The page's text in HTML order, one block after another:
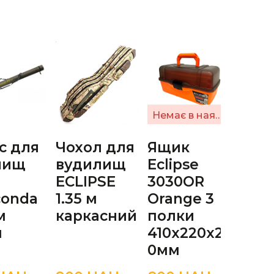
для
Чохол для
вудилищ
ECLIPSE
1.35 м
каркасний
Немає в наявності
Ящик
Eclipse
3030OR
Orange 3
полки
410x220x21
0мм